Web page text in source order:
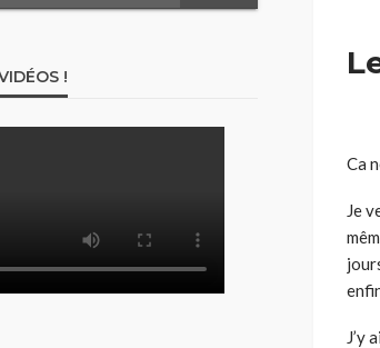
Ca
Je
J’y
!